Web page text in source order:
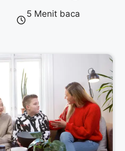
5 Menit baca